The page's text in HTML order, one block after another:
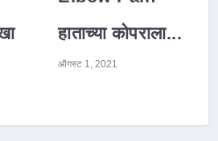
हाताच्या कोपराला...
ऑगस्ट 1, 2021